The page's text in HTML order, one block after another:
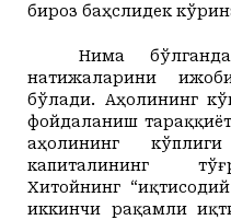
бироз баҳслидек
Нима
натижаларини
бўлади. Аҳолининг
фойдаланиш
аҳолининг
капиталининг
Хитойнинг
иккинчи рақамли